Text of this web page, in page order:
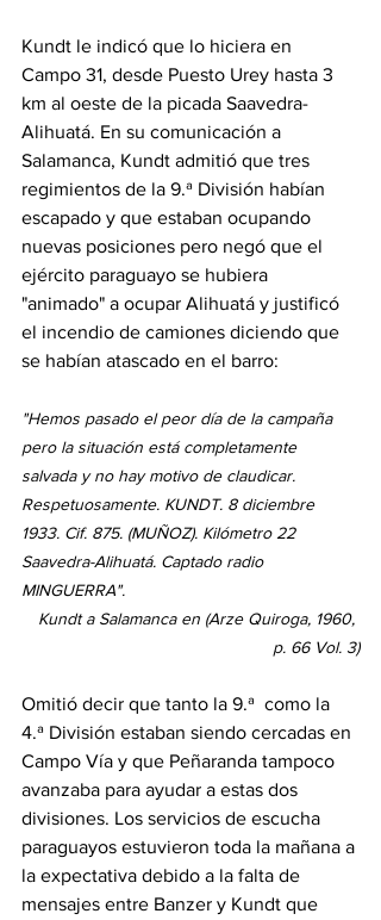
Kundt le indicó que lo hiciera en
Campo 31, desde Puesto Urey hasta 3
km al oeste de la picada Saavedra-
Alihuatá. En su comunicación a
Salamanca, Kundt admitió que tres
regimientos de la 9.ª División habían
escapado y que estaban ocupando
nuevas posiciones pero negó que el
ejército paraguayo se hubiera
"animado" a ocupar Alihuatá y justificó
el incendio de camiones diciendo que
se habían atascado en el barro:
"Hemos pasado el peor día de la campaña
pero la situación está completamente
salvada y no hay motivo de claudicar.
Respetuosamente. KUNDT. 8 diciembre
1933. Cif. 875. (MUÑOZ). Kilómetro 22
Saavedra-Alihuatá. Captado radio
MINGUERRA".
Kundt a Salamanca en (Arze Quiroga, 1960,
p. 66 Vol. 3)
Omitió decir que tanto la 9.ª  como la
4.ª División estaban siendo cercadas en
Campo Vía y que Peñaranda tampoco
avanzaba para ayudar a estas dos
divisiones. Los servicios de escucha
paraguayos estuvieron toda la mañana a
la expectativa debido a la falta de
mensajes entre Banzer y Kundt que